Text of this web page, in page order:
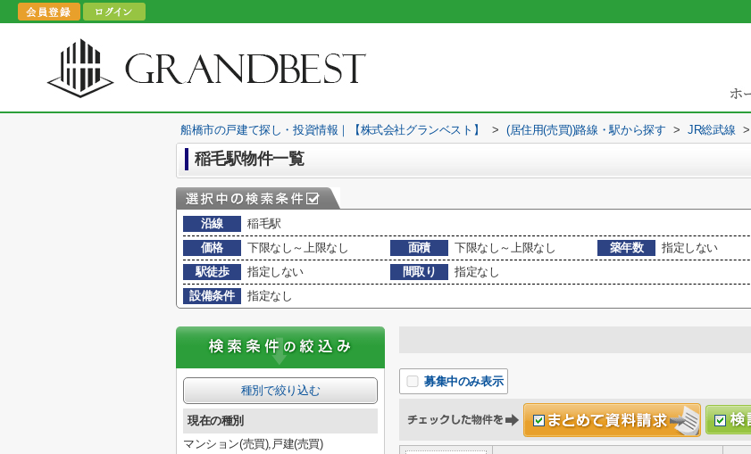
船橋市の戸建て探し・投資情報｜【株式会社グランベスト】 > (居住用(売買))路線・駅から探す > JR総武線 >
稲毛駅物件一覧
沿線
稲毛駅
価格
下限なし～上限なし 面積 下限なし～上限なし 築年数
指定しない
駅徒歩
指定しない 間取り
指定なし
設備条件
指定なし
募集中のみ表示
種別で絞り込む
現在の種別
マンション(売買),戸建(売買)